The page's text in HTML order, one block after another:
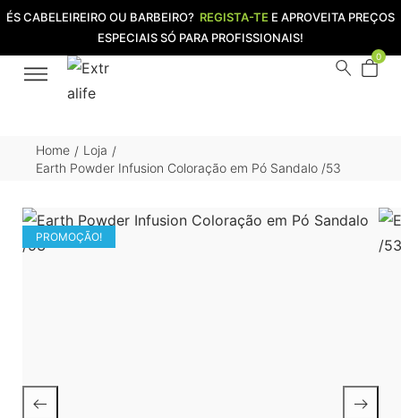
ÉS CABELEIREIRO OU BARBEIRO? REGISTA-TE E APROVEITA PREÇOS
ESPECIAIS SÓ PARA PROFISSIONAIS!
0
Home / Loja /
Earth Powder Infusion Coloração em Pó Sandalo /53
PROMOÇÃO!